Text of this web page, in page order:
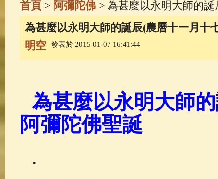
一切如來心秘密全身舍利寶篋印
生活禪(70) 釋迦牟尼佛傳
佛典故事(38) 佛說療痔(腫瘤)
首頁> 阿彌陀佛> 為甚麼以永明大師的誕
為甚麼以永明大師的誕辰(農曆十一月十
明空
發表於 2015-01-07 16:41:44
為甚麼以永明大師
阿彌陀佛聖誕
.